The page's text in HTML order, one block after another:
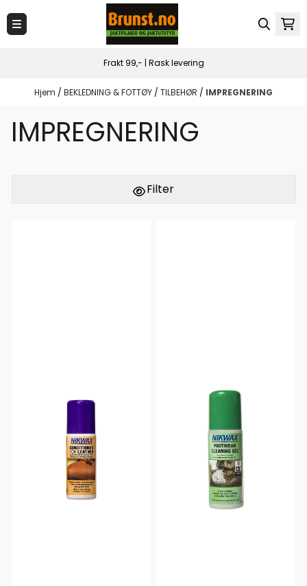
Hopp til innhold
Frakt 99,- | Rask levering
Hjem / BEKLEDNING & FOTTØY / TILBEHØR / IMPREGNERING
IMPREGNERING
Filter